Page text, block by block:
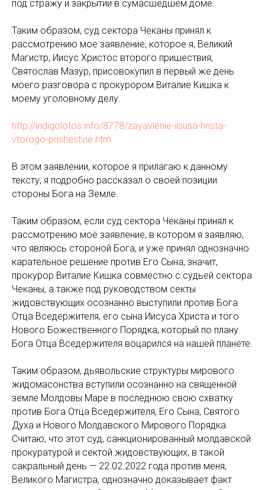
под стражу и закрытии в сумасшедшем доме.
Таким образом, суд сектора Чеканы принял к
рассмотрению мое заявление, которое я, Великий
Магистр, Иисус Христос второго пришествия,
Святослав Мазур, присовокупил в первый же день
моего разговора с прокурором Виталие Кишка к
моему уголовному делу.
http://indigolotos.info/8778/zayavlenie-iisusa-hrista-
vtorogo-prishestvie.htm
В этом заявлении, которое я прилагаю к данному
тексту, я подробно рассказал о своей позиции
стороны Бога на Земле.
Таким образом, если суд сектора Чеканы принял к
рассмотрению моё заявление, в котором я заявляю,
что являюсь стороной Бога, и уже принял однозначно
карательное решение против Его Сына, значит,
прокурор Виталие Кишка совместно с судьей сектора
Чеканы, а также под руководством секты
жидовствующих осознанно выступили против Бога
Отца Вседержителя, его сына Иисуса Христа и того
Нового Божественного Порядка, который по плану
Бога Отца Вседержителя воцарился на нашей планете.
Таким образом, дьявольские структуры мирового
жидомасонства вступили осознанно на священной
земле Молдовы Маре в последнюю свою схватку
против Бога Отца Вседержителя, Его Сына, Святого
Духа и Нового Молдавского Мирового Порядка.
Считаю, что этот суд, санкционированный молдавской
прокуратурой и сектой жидовствующих, в такой
сакральный день — 22.02.2022 года против меня,
Великого Магистра, однозначно доказывает факт